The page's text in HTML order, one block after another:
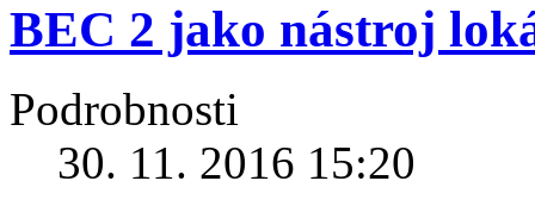
BEC 2 jako nástroj
Podrobnosti
30. 11. 2016 15:20